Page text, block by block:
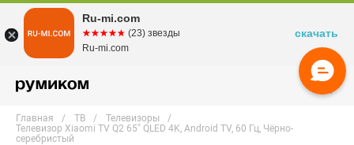
Главная ТВ
Телевизоры
Телевизор Xiaomi TV Q2 65" QLED 4K, Android TV, 60 Гц, Чёрно-
серебристый
Ru-mi.com
☆☆☆☆☆
★★★★★ (23) звезды
Ru-mi.com
скачать